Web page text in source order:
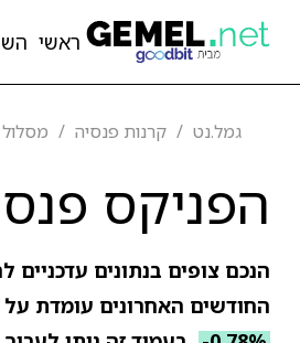
ראשי
גמל.נט קרנות פנסיה מסלול
הפניקס
הנכם צופים בנתונים עדכניים
החודשים האחרונים עומדת על